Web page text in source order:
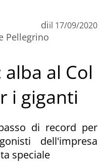
di
Pellegrino
il 17/09/2020
al Col
i giganti
di record per
dell'impresa
speciale